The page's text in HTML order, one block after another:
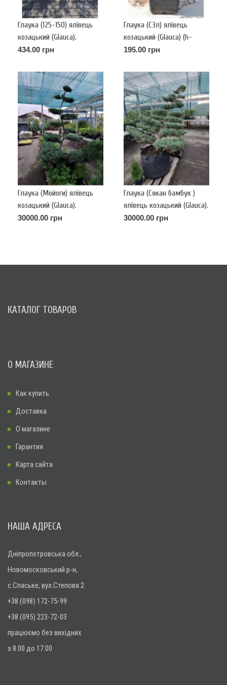
Глаука (125-150) ялівець
козацький (Glauca).
434.00 грн
Глаука (С3л) ялівець
козацький (Glauca) (h-
-30,d-25)
195.00 грн
Глаука (Мойоги) ялівець
козацький (Glauca).
30000.00 грн
Глаука (Сякан бамбук )
ялівець козацький (Glauca).
30000.00 грн
КАТАЛОГ ТОВАРОВ
О МАГАЗИНЕ
Как купить
Доставка
О магазине
Гарантия
Карта сайта
Контакты
НАША АДРЕСА
Дніпропетровська обл.,
Новомосковський р-н,
с.Спаське, вул.Степова 2
+38 (098) 172-75-99
+38 (095) 223-72-03
працюємо без вихідних
з 8.00 до 17.00